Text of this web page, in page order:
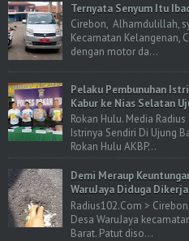
Ternyata Senyum Itu
Cirebon, Alhamdulillah,
Kecamatan Kelangenan,
dengan motor da...
Pelaku Pembunuhan
Kabur ke Nias Selatan
Rokan Hulu. Media
Istrinya Sendiri Di Ujung
Rokan Hulu AKBP...
Demi Meraup
WaruJaya Diduga
Radius102.Com >
Desa WaruJaya
Barat. Patut diso...